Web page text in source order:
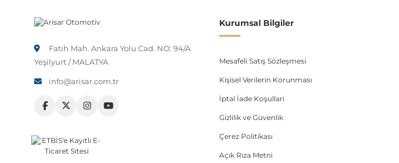
Not:Araç üreticileri aynı model yılı içerisinde farklı donanım ve kasa tipleri
Fatih Mah. Ankara Yolu Cad. NO: 94/A
Yeşilyurt / MALATYA
info@arisar.com.tr
Kurumsal Bilgiler
Mesafeli Satış Sözleşmesi
Kişisel Verilerin Korunması
İptal İade Koşullari
Gizlilik ve Güvenlik
Çerez Politikası
Açık Rıza Metni